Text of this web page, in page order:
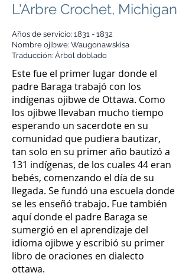
L'Arbre Crochet, Michigan
Años de servicio: 1831 - 1832
Nombre ojibwe: Waugonawskisa
Traducción: Árbol doblado
Este fue el primer lugar donde el
padre Baraga trabajó con los
indígenas ojibwe de Ottawa. Como
los ojibwe llevaban mucho tiempo
esperando un sacerdote en su
comunidad que pudiera bautizar,
tan solo en su primer año bautizó a
131 indígenas, de los cuales 44 eran
bebés, comenzando el día de su
llegada. Se fundó una escuela donde
se les enseñó trabajo. Fue también
aquí donde el padre Baraga se
sumergió en el aprendizaje del
idioma ojibwe y escribió su primer
libro de oraciones en dialecto
ottawa.